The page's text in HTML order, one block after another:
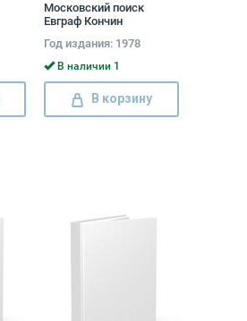
Московский поиск
Евграф Кончин
Год издания: 1978
В наличии 1
В корзину